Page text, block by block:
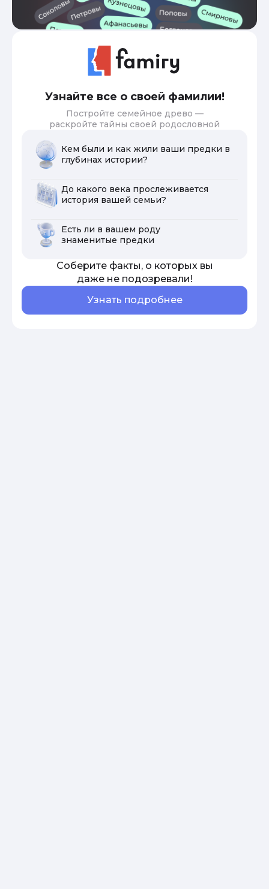
Узнайте все о своей фамилии!
Постройте семейное древо —
раскройте тайны своей родословной
Кем были и как жили ваши предки в
глубинах истории?
До какого века прослеживается
история вашей семьи?
Есть ли в вашем роду
знаменитые предки
Соберите факты, о которых вы
даже не подозревали!
Узнать подробнее